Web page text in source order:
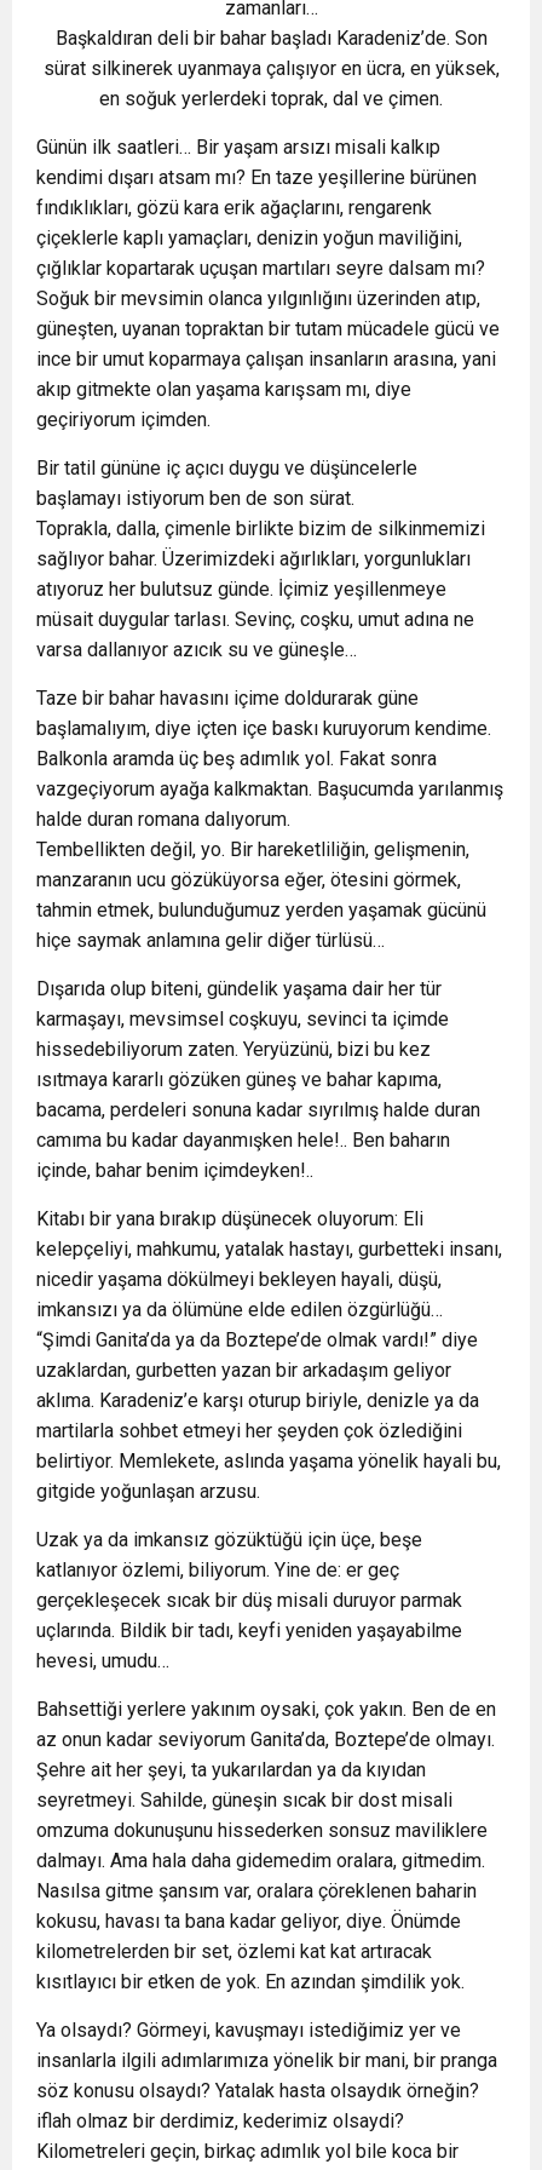
zamanları…
Başkaldıran deli bir bahar başladı Karadeniz’de. Son
sürat silkinerek uyanmaya çalışıyor en ücra, en yüksek,
en soğuk yerlerdeki toprak, dal ve çimen.
Günün ilk saatleri… Bir yaşam arsızı misali kalkıp
kendimi dışarı atsam mı? En taze yeşillerine bürünen
fındıklıkları, gözü kara erik ağaçlarını, rengarenk
çiçeklerle kaplı yamaçları, denizin yoğun maviliğini,
çığlıklar kopartarak uçuşan martıları seyre dalsam mı?
Soğuk bir mevsimin olanca yılgınlığını üzerinden atıp,
güneşten, uyanan topraktan bir tutam mücadele gücü ve
ince bir umut koparmaya çalışan insanların arasına, yani
akıp gitmekte olan yaşama karışsam mı, diye
geçiriyorum içimden.
Bir tatil gününe iç açıcı duygu ve düşüncelerle
başlamayı istiyorum ben de son sürat.
Toprakla, dalla, çimenle birlikte bizim de silkinmemizi
sağlıyor bahar. Üzerimizdeki ağırlıkları, yorgunlukları
atıyoruz her bulutsuz günde. İçimiz yeşillenmeye
müsait duygular tarlası. Sevinç, coşku, umut adına ne
varsa dallanıyor azıcık su ve güneşle…
Taze bir bahar havasını içime doldurarak güne
başlamalıyım, diye içten içe baskı kuruyorum kendime.
Balkonla aramda üç beş adımlık yol. Fakat sonra
vazgeçiyorum ayağa kalkmaktan. Başucumda yarılanmış
halde duran romana dalıyorum.
Tembellikten değil, yo. Bir hareketliliğin, gelişmenin,
manzaranın ucu gözüküyorsa eğer, ötesini görmek,
tahmin etmek, bulunduğumuz yerden yaşamak gücünü
hiçe saymak anlamına gelir diğer türlüsü…
Dışarıda olup biteni, gündelik yaşama dair her tür
karmaşayı, mevsimsel coşkuyu, sevinci ta içimde
hissedebiliyorum zaten. Yeryüzünü, bizi bu kez
ısıtmaya kararlı gözüken güneş ve bahar kapıma,
bacama, perdeleri sonuna kadar sıyrılmış halde duran
camıma bu kadar dayanmışken hele!.. Ben baharın
içinde, bahar benim içimdeyken!..
Kitabı bir yana bırakıp düşünecek oluyorum: Eli
kelepçeliyi, mahkumu, yatalak hastayı, gurbetteki insanı,
nicedir yaşama dökülmeyi bekleyen hayali, düşü,
imkansızı ya da ölümüne elde edilen özgürlüğü…
“Şimdi Ganita’da ya da Boztepe’de olmak vardı!” diye
uzaklardan, gurbetten yazan bir arkadaşım geliyor
aklıma. Karadeniz’e karşı oturup biriyle, denizle ya da
martilarla sohbet etmeyi her şeyden çok özlediğini
belirtiyor. Memlekete, aslında yaşama yönelik hayali bu,
gitgide yoğunlaşan arzusu.
Uzak ya da imkansız gözüktüğü için üçe, beşe
katlanıyor özlemi, biliyorum. Yine de: er geç
gerçekleşecek sıcak bir düş misali duruyor parmak
uçlarında. Bildik bir tadı, keyfi yeniden yaşayabilme
hevesi, umudu…
Bahsettiği yerlere yakınım oysaki, çok yakın. Ben de en
az onun kadar seviyorum Ganita’da, Boztepe’de olmayı.
Şehre ait her şeyi, ta yukarılardan ya da kıyıdan
seyretmeyi. Sahilde, güneşin sıcak bir dost misali
omzuma dokunuşunu hissederken sonsuz maviliklere
dalmayı. Ama hala daha gidemedim oralara, gitmedim.
Nasılsa gitme şansım var, oralara çöreklenen baharin
kokusu, havası ta bana kadar geliyor, diye. Önümde
kilometrelerden bir set, özlemi kat kat artıracak
kısıtlayıcı bir etken de yok. En azından şimdilik yok.
Ya olsaydı? Görmeyi, kavuşmayı istediğimiz yer ve
insanlarla ilgili adımlarımıza yönelik bir mani, bir pranga
söz konusu olsaydı? Yatalak hasta olsaydık örneğin?
iflah olmaz bir derdimiz, kederimiz olsaydi?
Kilometreleri geçin, birkaç adımlık yol bile koca bir